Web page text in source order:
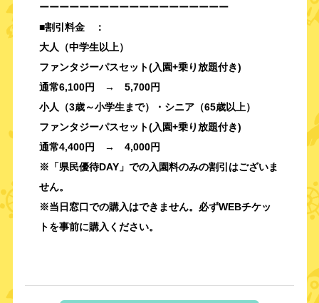
ーーーーーーーーーーーーーーーーーーー
■割引料金 ：
大人（中学生以上）
ファンタジーパスセット(入園+乗り放題付き)
通常6,100円 → 5,700円
小人（3歳～小学生まで）・シニア（65歳以上）
ファンタジーパスセット(入園+乗り放題付き)
通常4,400円 → 4,000円
※「県民優待DAY」での入園料のみの割引はございま
せん。
※当日窓口での購入はできません。必ずWEBチケッ
トを事前に購入ください。